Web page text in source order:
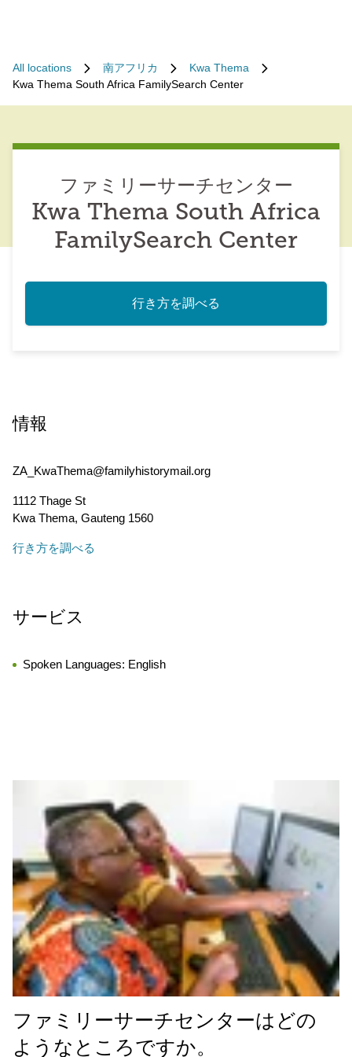
All locations 南アフリカ
Kwa Thema
Kwa Thema South Africa FamilySearch Center
ファミリーサーチセンター
Kwa Thema South Africa
FamilySearch Center
行き方を調べる
情報
ZA_KwaThema@familyhistorymail.org
1112 Thage St
Kwa Thema, Gauteng 1560
行き方を調べる
サービス
Spoken Languages: English
ファミリーサーチセンターはどの
ようなところですか。